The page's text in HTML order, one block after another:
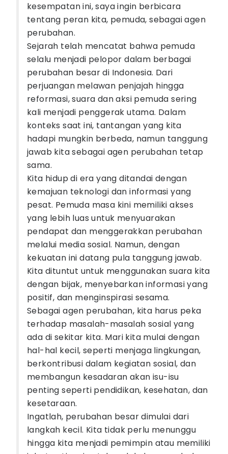
kesempatan ini, saya ingin berbicara
tentang peran kita, pemuda, sebagai agen
perubahan.
Sejarah telah mencatat bahwa pemuda
selalu menjadi pelopor dalam berbagai
perubahan besar di Indonesia. Dari
perjuangan melawan penjajah hingga
reformasi, suara dan aksi pemuda sering
kali menjadi penggerak utama. Dalam
konteks saat ini, tantangan yang kita
hadapi mungkin berbeda, namun tanggung
jawab kita sebagai agen perubahan tetap
sama.
Kita hidup di era yang ditandai dengan
kemajuan teknologi dan informasi yang
pesat. Pemuda masa kini memiliki akses
yang lebih luas untuk menyuarakan
pendapat dan menggerakkan perubahan
melalui media sosial. Namun, dengan
kekuatan ini datang pula tanggung jawab.
Kita dituntut untuk menggunakan suara kita
dengan bijak, menyebarkan informasi yang
positif, dan menginspirasi sesama.
Sebagai agen perubahan, kita harus peka
terhadap masalah-masalah sosial yang
ada di sekitar kita. Mari kita mulai dengan
hal-hal kecil, seperti menjaga lingkungan,
berkontribusi dalam kegiatan sosial, dan
membangun kesadaran akan isu-isu
penting seperti pendidikan, kesehatan, dan
kesetaraan.
Ingatlah, perubahan besar dimulai dari
langkah kecil. Kita tidak perlu menunggu
hingga kita menjadi pemimpin atau memiliki